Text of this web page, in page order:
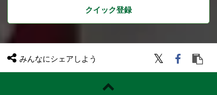
クイック登録
みんなにシェアしよう